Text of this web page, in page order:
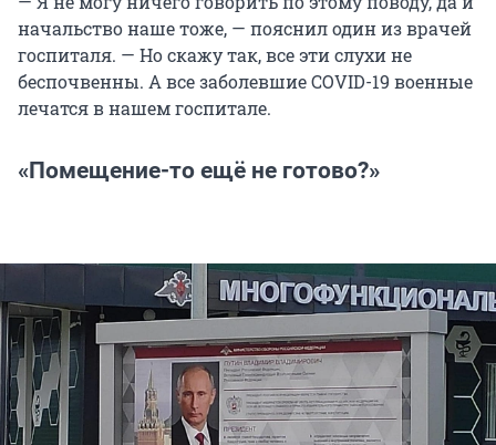
начальство наше тоже, — пояснил один из врачей
госпиталя. — Но скажу так, все эти слухи не
беспочвенны. А все заболевшие COVID-19 военные
лечатся в нашем госпитале.
«Помещение-то ещё не готово?»